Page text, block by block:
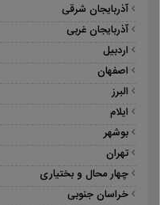
آذربایجان شرقی
آذربایجان غربی
اردبیل
اصفهان
البرز
ایلام
بوشهر
تهران
چهار محال و بختیاری
خراسان جنوبی